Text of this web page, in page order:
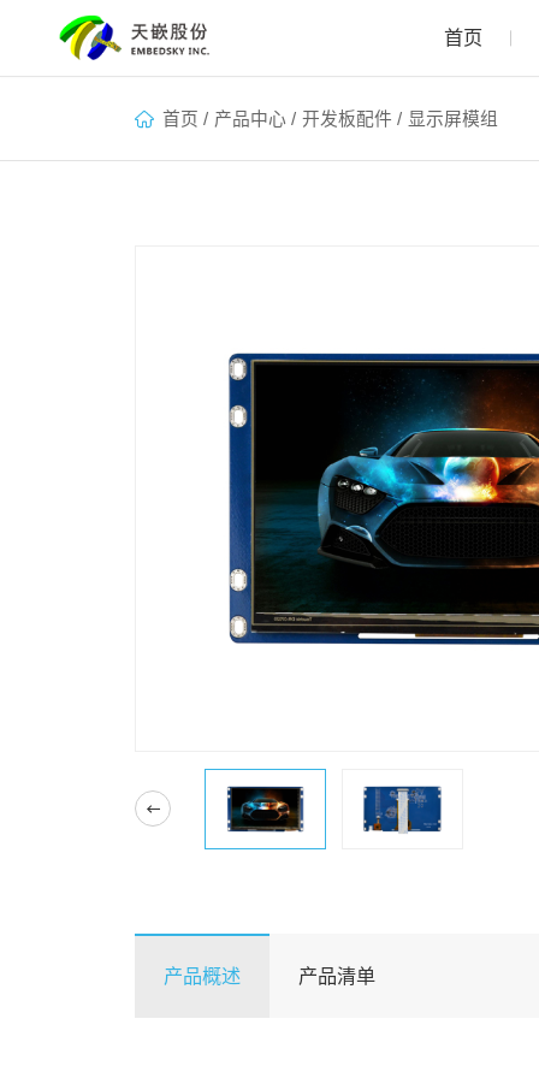
首页
首页 / 产品中心 / 开发板配件 / 显示屏模组
产品概述 产品清单